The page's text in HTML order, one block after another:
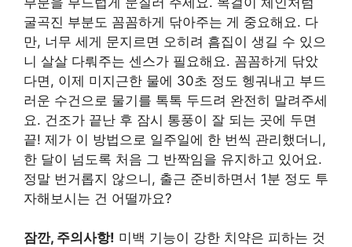
굴곡진 부분도 꼼꼼하게 닦아주는 게 중요해요. 다
만, 너무 세게 문지르면 오히려 흠집이 생길 수 있으
니 살살 다뤄주는 센스가 필요해요. 꼼꼼하게 닦았
다면, 이제 미지근한 물에 30초 정도 헹궈내고 부드
러운 수건으로 물기를 톡톡 두드려 완전히 말려주세
요. 건조가 끝난 후 잠시 통풍이 잘 되는 곳에 두면
끝! 제가 이 방법으로 일주일에 한 번씩 관리했더니,
한 달이 넘도록 처음 그 반짝임을 유지하고 있어요.
정말 번거롭지 않으니, 출근 준비하면서 1분 정도 투
자해보시는 건 어떨까요?
잠깐, 주의사항! 미백 기능이 강한 치약은 피하는 것